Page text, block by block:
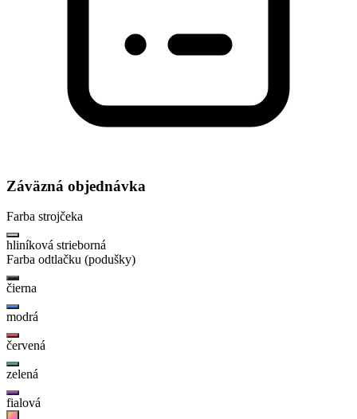
Záväzná objednávka
Farba strojčeka
hliníková strieborná
Farba odtlačku (podušky)
čierna
modrá
červená
zelená
fialová